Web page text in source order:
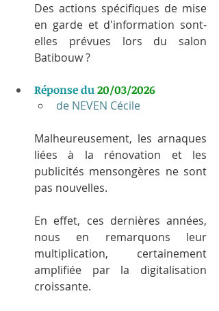
Des actions spécifiques de mise
en garde et d'information sont-
elles prévues lors du salon
Batibouw ?
Réponse du 20/03/2026
de NEVEN Cécile
Malheureusement, les arnaques
liées à la rénovation et les
publicités mensongères ne sont
pas nouvelles.
En effet, ces dernières années,
nous en remarquons leur
multiplication, certainement
amplifiée par la digitalisation
croissante.